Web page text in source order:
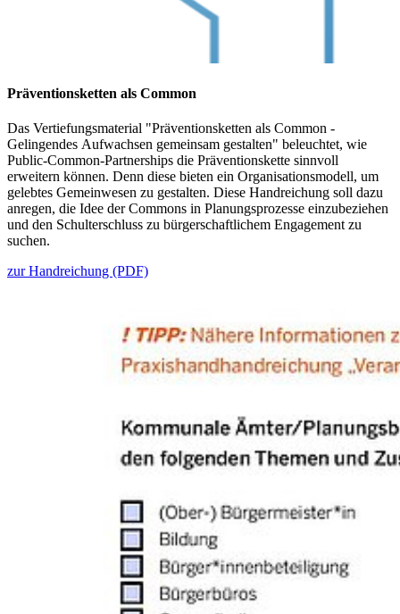
Präventionsketten als Common
Das Vertiefungsmaterial "Präventionsketten als Common -
Gelingendes Aufwachsen gemeinsam gestalten" beleuchtet, wie
Public-Common-Partnerships die Präventionskette sinnvoll
erweitern können. Denn diese bieten ein Organisationsmodell, um
gelebtes Gemeinwesen zu gestalten. Diese Handreichung soll dazu
anregen, die Idee der Commons in Planungsprozesse einzubeziehen
und den Schulterschluss zu bürgerschaftlichem Engagement zu
suchen.
zur Handreichung (PDF)